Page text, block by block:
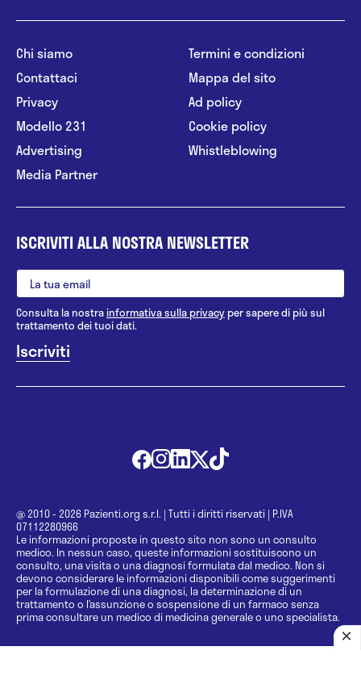
Chi siamo
Contattaci
Privacy
Modello 231
Advertising
Media Partner
Termini e condizioni
Mappa del sito
Ad policy
Cookie policy
Whistleblowing
ISCRIVITI ALLA NOSTRA NEWSLETTER
Consulta la nostrainformativa sulla privacy per sapere di più sul
trattamento dei tuoi dati.
@ 2010 - 2026 Pazienti.org s.r.l. | Tutti i diritti riservati | P.IVA
07112280966
Le informazioni proposte in questo sito non sono un consulto
medico. In nessun caso, queste informazioni sostituiscono un
consulto, una visita o una diagnosi formulata dal medico. Non si
devono considerare le informazioni disponibili come suggerimenti
per la formulazione di una diagnosi, la determinazione di un
trattamento o l’assunzione o sospensione di un farmaco senza
prima consultare un medico di medicina generale o uno specialista.